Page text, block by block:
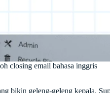
closing email bahasa inggris
bikin geleng-geleng kepala.